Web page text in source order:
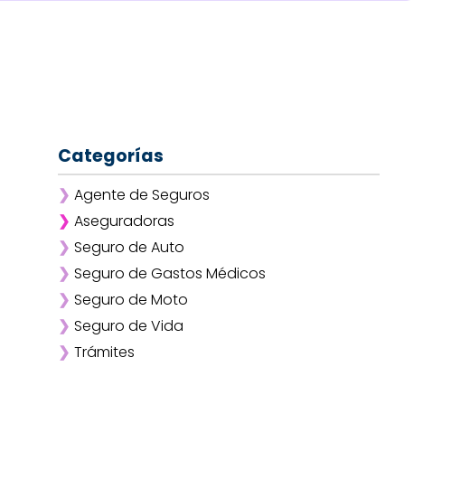
Categorías
❯ Agente de Seguros
❯ Aseguradoras
❯ Afirme
❯ ANA
❯ AXA
❯ Chubb
❯ GNP
❯ Seguro de Auto
❯ Seguro de Gastos Médicos
❯ Seguro de Moto
❯ Seguro de Vida
❯ Trámites